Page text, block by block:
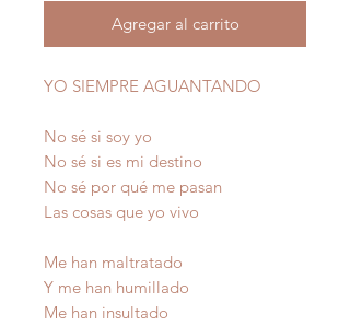
Agregar al carrito
YO SIEMPRE AGUANTANDO
No sé si soy yo
No sé si es mi destino
No sé por qué me pasan
Las cosas que yo vivo
Me han maltratado
Y me han humillado
Me han insultado